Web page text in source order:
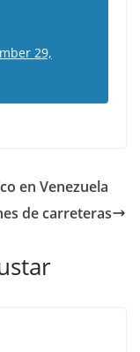
29,
en Venezuela
de carreteras